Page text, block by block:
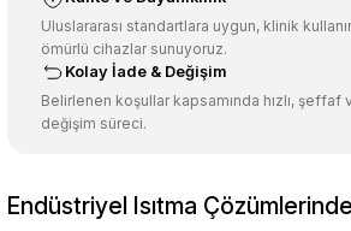
Ürün fiyatı diğer sitelerden daha pahalı.
Bu ürüne benzer farklı alternatifler olmalı.
Gönder
Uluslararası standartlara uygun, klinik
ömürlü cihazlar sunuyoruz.
Kolay İade & Değişim
Belirlenen koşullar kapsamında hızlı, şeffaf
değişim süreci.
Endüstriyel Isıtma